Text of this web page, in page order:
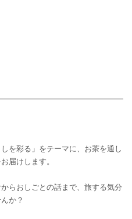
を彩る」をテーマに、お茶を通し
届けします。
らおしごとの話まで、旅する気分
か？